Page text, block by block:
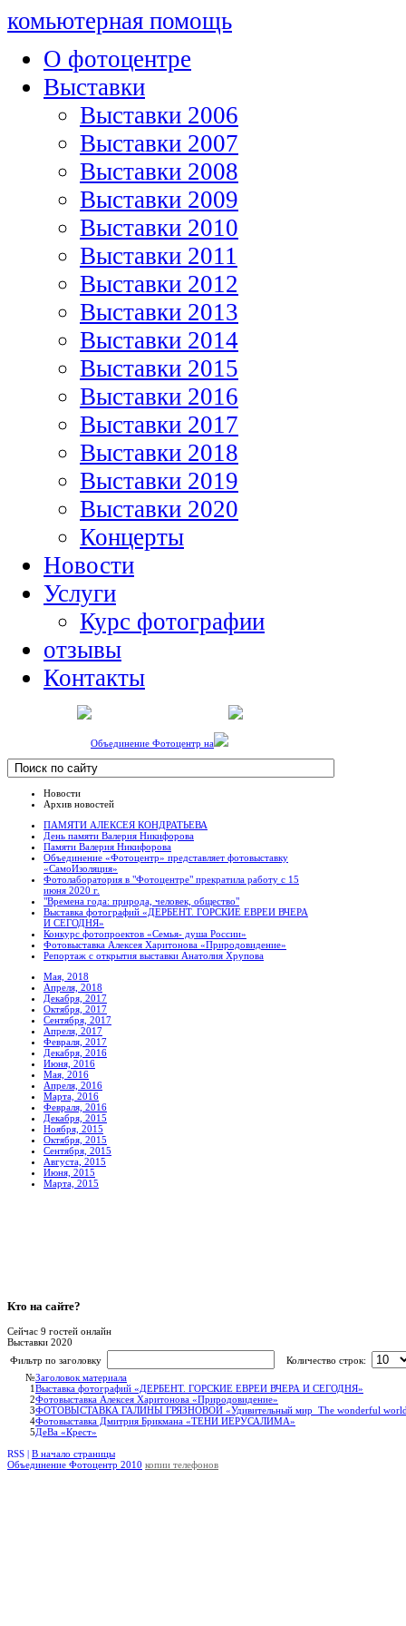
комьютерная помощь
О фотоцентре
Выставки
Выставки 2006
Выставки 2007
Выставки 2008
Выставки 2009
Выставки 2010
Выставки 2011
Выставки 2012
Выставки 2013
Выставки 2014
Выставки 2015
Выставки 2016
Выставки 2017
Выставки 2018
Выставки 2019
Выставки 2020
Концерты
Новости
Услуги
Курс фотографии
отзывы
Контакты
Объединение Фотоцентр на
Новости
Архив новостей
ПАМЯТИ АЛЕКСЕЯ КОНДРАТЬЕВА
День памяти Валерия Никифорова
Памяти Валерия Никифорова
Объединение «Фотоцентр» представляет фотовыставку
«СамоИзоляция»
Фотолаборатория в "Фотоцентре" прекратила работу с 15
июня 2020 г.
"Времена года: природа, человек, общество"
Выставка фотографий «ДЕРБЕНТ. ГОРСКИЕ ЕВРЕИ ВЧЕРА
И СЕГОДНЯ»
Конкурс фотопроектов «Семья- душа России»
Фотовыставка Алексея Харитонова «Природовидение»
Репортаж с открытия выставки Анатолия Хрупова
Мая, 2018
Апреля, 2018
Декабря, 2017
Октября, 2017
Сентября, 2017
Апреля, 2017
Февраля, 2017
Декабря, 2016
Июня, 2016
Мая, 2016
Апреля, 2016
Марта, 2016
Февраля, 2016
Декабря, 2015
Ноября, 2015
Октября, 2015
Сентября, 2015
Августа, 2015
Июня, 2015
Марта, 2015
Кто на сайте?
Сейчас 9 гостей онлайн
Выставки 2020
Фильтр по заголовку
Количество строк:
№Заголовок материала
1Выставка фотографий «ДЕРБЕНТ. ГОРСКИЕ ЕВРЕИ ВЧЕРА И СЕГОДНЯ»
2Фотовыставка Алексея Харитонова «Природовидение»
3ФОТОВЫСТАВКА ГАЛИНЫ ГРЯЗНОВОЙ «Удивительный мир_The wonderful
4Фотовыставка Дмитрия Брикмана «ТЕНИ ИЕРУСАЛИМА»
5ДеВа «Крест»
RSS | В начало страницы
Объединение Фотоцентр 2010 копии телефонов